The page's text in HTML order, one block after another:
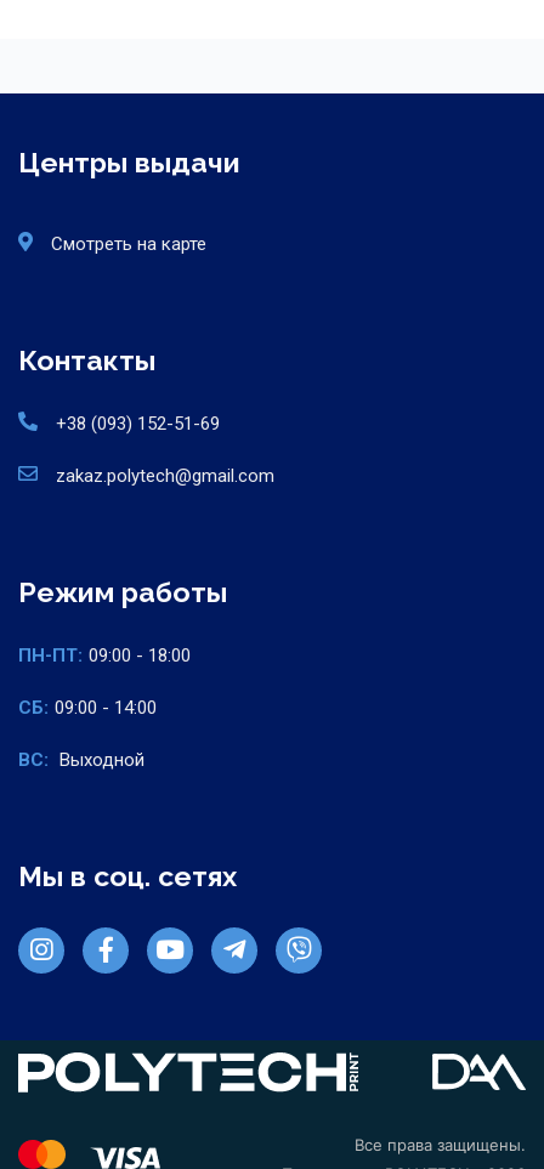
Центры выдачи
Смотреть на карте
Контакты
+38 (093) 152-51-69
zakaz.polytech@gmail.com
Режим работы
ПН-ПТ: 09:00 - 18:00
СБ: 09:00 - 14:00
ВС: Выходной
Мы в соц. сетях
Все права защищены.